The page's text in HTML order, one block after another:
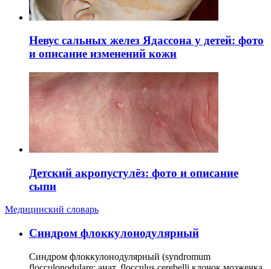
Невус сальных желез Ядассона у детей: фото
и описание изменений кожи
Детский акропустулёз: фото и описание
сыпи
Медицинский словарь
Cиндром флоккулонодулярный
Синдром флоккулонодулярный (syndromum